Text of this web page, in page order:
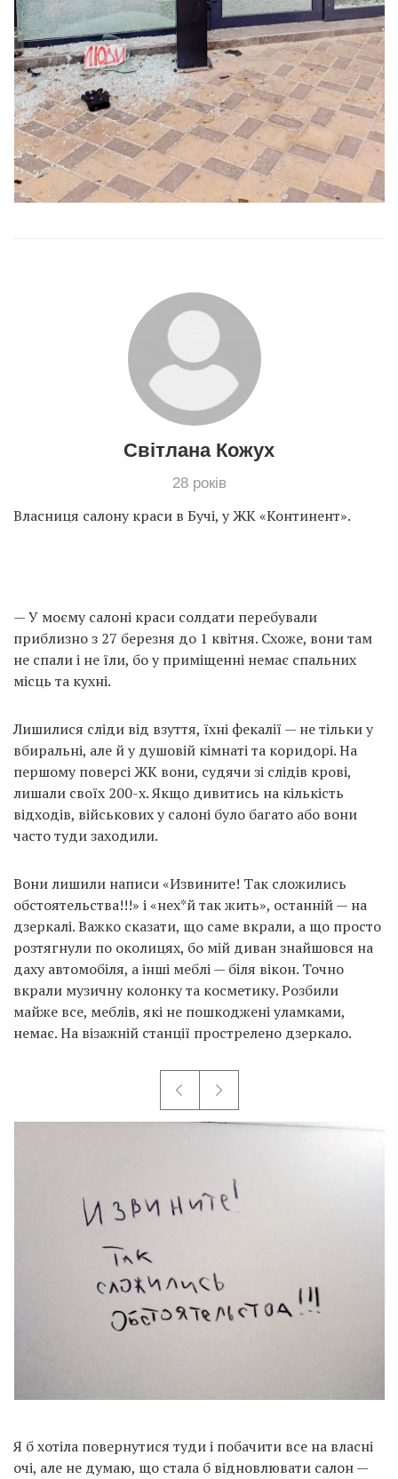
Світлана Кожух
28 років
Власниця салону краси в Бучі, у ЖК «Континент».
— У моєму салоні краси солдати перебували
приблизно з 27 березня до 1 квітня. Схоже, вони там
не спали і не їли, бо у приміщенні немає спальних
місць та кухні.
Лишилися сліди від взуття, їхні фекалії — не тільки у
вбиральні, але й у душовій кімнаті та коридорі. На
першому поверсі ЖК вони, судячи зі слідів крові,
лишали своїх 200-х. Якщо дивитись на кількість
відходів, військових у салоні було багато або вони
часто туди заходили.
Вони лишили написи «Извините! Так сложились
обстоятельства!!!» і «нех*й так жить», останній — на
дзеркалі. Важко сказати, що саме вкрали, а що просто
розтягнули по околицях, бо мій диван знайшовся на
даху автомобіля, а інші меблі — біля вікон. Точно
вкрали музичну колонку та косметику. Розбили
майже все, меблів, які не пошкоджені уламками,
немає. На візажній станції прострелено дзеркало.
Я б хотіла повернутися туди і побачити все на власні
очі, але не думаю, що стала б відновлювати салон —